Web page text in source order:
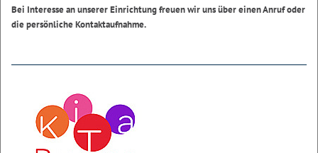
Bei Interesse an unserer Einrichtung freuen wir uns über einen Anruf oder
die persönliche Kontaktaufnahme.